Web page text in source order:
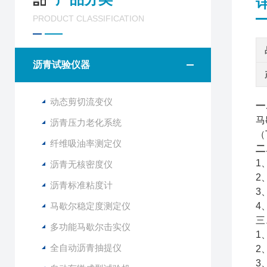
PRODUCT CLASSIFICATION
沥青试验仪器
动态剪切流变仪
沥青压力老化系统
纤维吸油率测定仪
沥青无核密度仪
沥青标准粘度计
马歇尔稳定度测定仪
多功能马歇尔击实仪
全自动沥青抽提仪
一
马
二
1
2
3
4
1
2
3